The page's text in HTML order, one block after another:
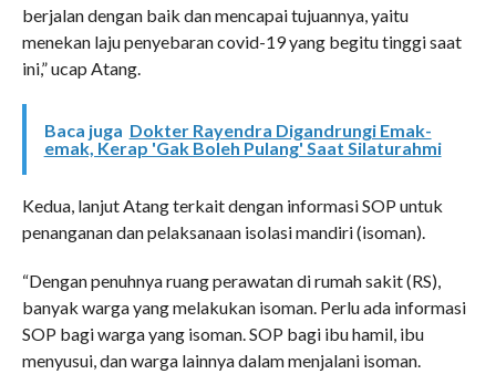
berjalan dengan baik dan mencapai tujuannya, yaitu
menekan laju penyebaran covid-19 yang begitu tinggi saat
ini,” ucap Atang.
Baca juga Dokter Rayendra Digandrungi Emak-
emak, Kerap 'Gak Boleh Pulang' Saat Silaturahmi
Kedua, lanjut Atang terkait dengan informasi SOP untuk
penanganan dan pelaksanaan isolasi mandiri (isoman).
“Dengan penuhnya ruang perawatan di rumah sakit (RS),
banyak warga yang melakukan isoman. Perlu ada informasi
SOP bagi warga yang isoman. SOP bagi ibu hamil, ibu
menyusui, dan warga lainnya dalam menjalani isoman.